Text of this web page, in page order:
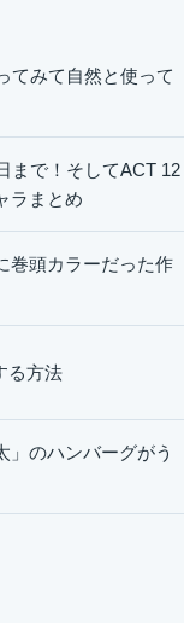
てみて自然と使って
まで！そしてACT 12
ラまとめ
巻頭カラーだった作
る方法
」のハンバーグがう